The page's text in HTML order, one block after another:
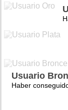
Usuario
Haber